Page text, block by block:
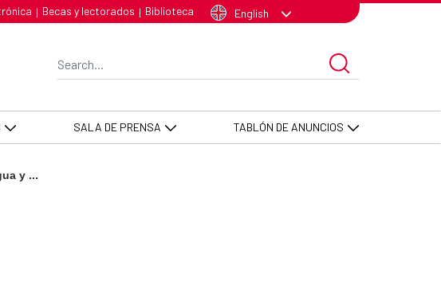
para Agua y Saneamiento -
| Becas y lectorados | Biblioteca English
SALA DE PRENSA TABLÓN DE ANUNCIOS
y ...